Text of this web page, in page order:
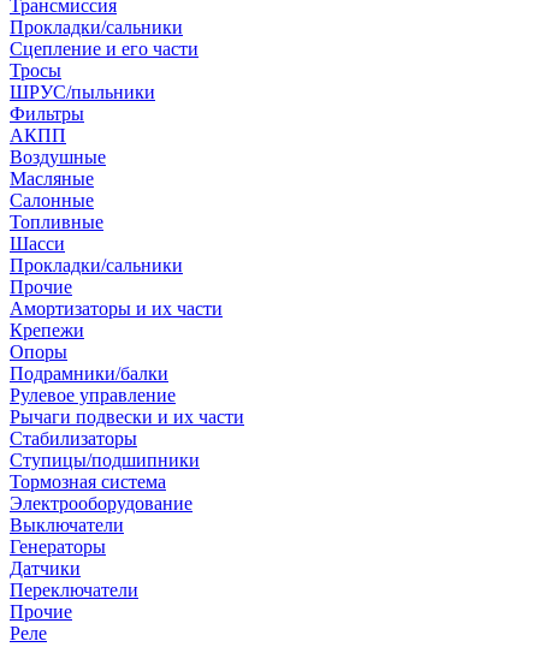
Трансмиссия
Прокладки/сальники
Сцепление и его части
Тросы
ШРУС/пыльники
Фильтры
АКПП
Воздушные
Масляные
Салонные
Топливные
Шасси
Прокладки/сальники
Прочие
Амортизаторы и их части
Крепежи
Опоры
Подрамники/балки
Рулевое управление
Рычаги подвески и их части
Стабилизаторы
Ступицы/подшипники
Тормозная система
Электрооборудование
Выключатели
Генераторы
Датчики
Переключатели
Прочие
Реле